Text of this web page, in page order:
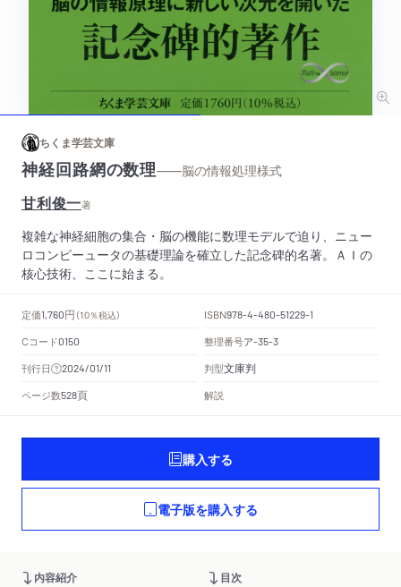
ちくま学芸文庫
神経回路網の数理——脳の情報処理様式
甘利俊一著
複雑な神経細胞の集合・脳の機能に数理モデルで迫り、ニュー
ロコンピーュータの基礎理論を確立した記念碑的名著。ＡＩの
核心技術、ここに始まる。
定価1,760円 （10％税込） ISBN978-4-480-51229-1
Cコード0150 整理番号ア-35-3
刊行日 2024/01/11 判型文庫判
ページ数528頁 解説
購入する
電子版を購入する
内容紹介 目次